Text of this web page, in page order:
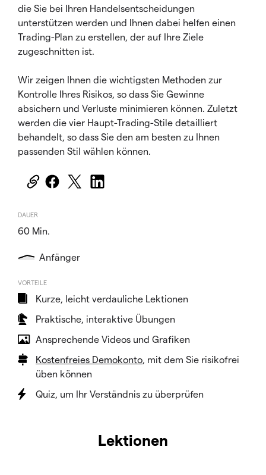
die Sie bei Ihren Handelsentscheidungen
unterstützen werden und Ihnen dabei helfen einen
Trading-Plan zu erstellen, der auf Ihre Ziele
zugeschnitten ist.
Wir zeigen Ihnen die wichtigsten Methoden zur
Kontrolle Ihres Risikos, so dass Sie Gewinne
absichern und Verluste minimieren können. Zuletzt
werden die vier Haupt-Trading-Stile detailliert
behandelt, so dass Sie den am besten zu Ihnen
passenden Stil wählen können.
DAUER
60 Min.
Anfänger
VORTEILE
Kurze, leicht verdauliche Lektionen
Praktische, interaktive Übungen
Ansprechende Videos und Grafiken
Kostenfreies Demokonto, mit dem Sie risikofrei
üben können
Quiz, um Ihr Verständnis zu überprüfen
Lektionen